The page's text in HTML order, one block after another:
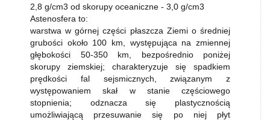
2,8 g/cm3 od skorupy oceaniczne - 3,0 g/cm3
Astenosfera to:
warstwa w górnej części płaszcza Ziemi o średniej
grubości około 100 km, występująca na zmiennej
głębokości 50-350 km, bezpośrednio poniżej
skorupy ziemskiej; charakteryzuje się spadkiem
prędkości fal sejsmicznych, związanym z
występowaniem skał w stanie częściowego
stopnienia; odznacza się plastycznością
umożliwiającą przesuwanie się po niej płyt